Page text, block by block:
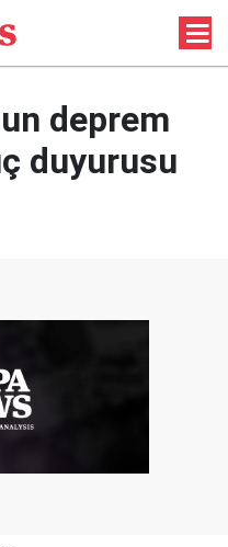
deprem
duyurusu